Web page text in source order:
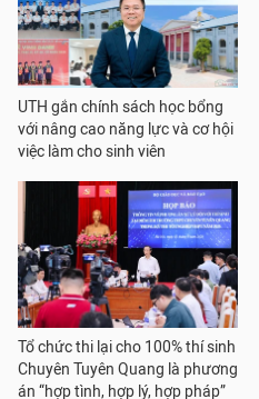
UTH gắn chính sách học bổng
với nâng cao năng lực và cơ hội
việc làm cho sinh viên
Tổ chức thi lại cho 100% thí sinh
Chuyên Tuyên Quang là phương
án “hợp tình, hợp lý, hợp pháp”